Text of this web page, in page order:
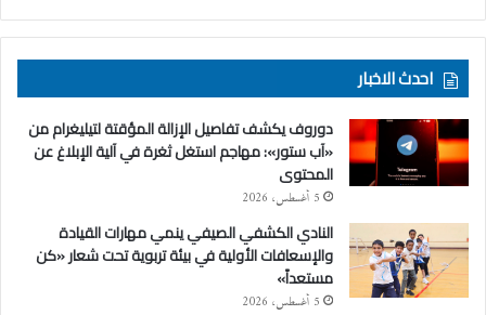
احدث الاخبار
دوروف يكشف تفاصيل الإزالة المؤقتة لتيليغرام من
«آب ستور»: مهاجم استغل ثغرة في آلية الإبلاغ عن
المحتوى
5 أغسطس، 2026
النادي الكشفي الصيفي ينمي مهارات القيادة
والإسعافات الأولية في بيئة تربوية تحت شعار «كن
مستعداً»
5 أغسطس، 2026